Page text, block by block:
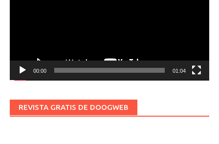
00:00 01:04
REVISTA GRATIS DE DOOGWEB